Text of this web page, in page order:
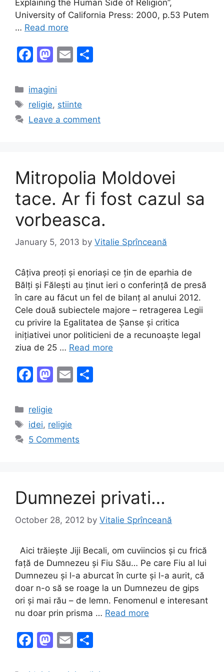
Explaining the Human Side of Religion”,
University of California Press: 2000, p.53 Putem
… Read more
F
c
e
b
k
M
st
o
d
E
l
Categories
imagini
Tags
religie, stiinte
Leave a comment
Mitropolia Moldovei
tace. Ar fi fost cazul sa
vorbeasca.
January 5, 2013 by Vitalie Sprînceană
Câțiva preoți și enoriași ce țin de eparhia de
Bălți și Fălești au ținut ieri o conferință de presă
în care au făcut un fel de bilanț al anului 2012.
Cele două subiectele majore – retragerea Legii
cu privire la Egalitatea de Șanse și critica
inițiativei unor politicieni de a recunoaște legal
ziua de 25 … Read more
F
c
e
b
M
o
d
E
Categories
religie
Tags
idei, religie
5 Comments
Dumnezei privati…
October 28, 2012 by Vitalie Sprînceană
Aici trăiește Jiji Becali, om cuviincios și cu frică
față de Dumnezeu și Fiu Său… Pe care Fiu al lui
Dumnezeu și l-a aburcat în curte și l-a aurit, că
doar n-o să se roage la un Dumnezeu de gips
ori și mai rău – de lemn. Fenomenul e interesant
nu doar prin prisma … Read more
F
M E